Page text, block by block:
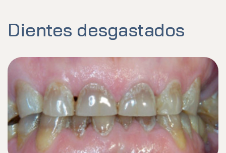
Dientes desgastados